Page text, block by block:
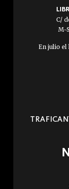
C/
M-
En julio el